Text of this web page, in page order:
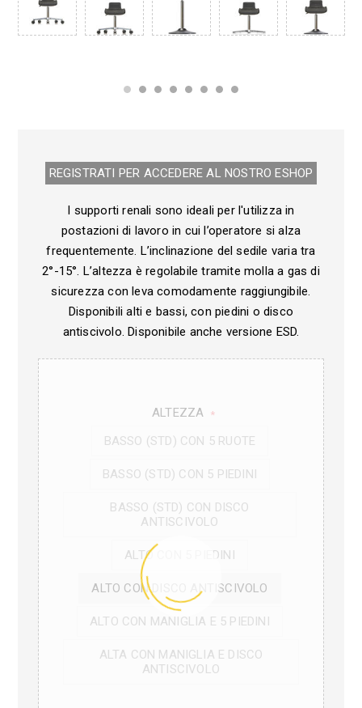
REGISTRATI PER ACCEDERE AL NOSTRO E­SHOP
I supporti renali sono ideali per l'utilizza in
postazioni di lavoro in cui l’operatore si alza
frequentemente. L’inclinazione del sedile varia tra
2°-15°. L’altezza è regolabile tramite molla a gas di
sicurezza con leva comodamente raggiungibile.
Disponibili alti e bassi, con piedini o disco
antiscivolo. Disponibile anche versione ESD.
ALTEZZA *
BASSO (STD) CON 5 RUOTE
BASSO (STD) CON 5 PIEDINI
BASSO (STD) CON DISCO
ANTISCIVOLO
ALTO CON 5 PIEDINI
ALTO CON DISCO ANTISCIVOLO
ALTO CON MANIGLIA E 5 PIEDINI
ALTA CON MANIGLIA E DISCO
ANTISCIVOLO